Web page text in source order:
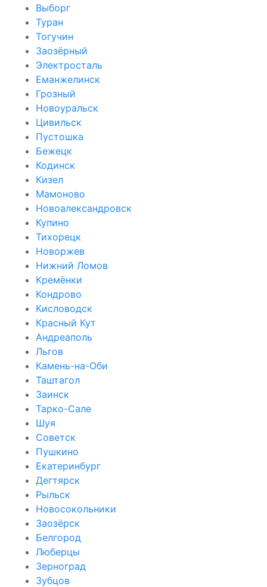
Выборг
Туран
Тогучин
Заозёрный
Электросталь
Еманжелинск
Грозный
Новоуральск
Цивильск
Пустошка
Бежецк
Кодинск
Кизел
Мамоново
Новоалександровск
Купино
Тихорецк
Новоржев
Нижний Ломов
Кремёнки
Кондрово
Кисловодск
Красный Кут
Андреаполь
Льгов
Камень-на-Оби
Таштагол
Заинск
Тарко-Сале
Шуя
Советск
Пушкино
Екатеринбург
Дегтярск
Рыльск
Новосокольники
Заозёрск
Белгород
Люберцы
Зерноград
Зубцов